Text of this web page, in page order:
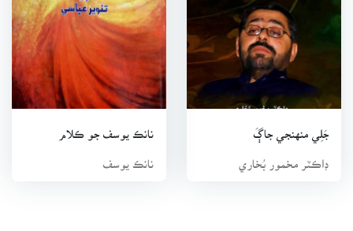
جَلِي منهنجي جاڳَ
ڊاڪٽر مخمور بُخاري
نانڪ يوسف جو ڪلام
نانڪ يوسف